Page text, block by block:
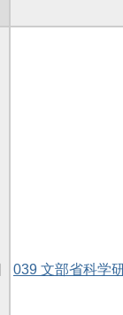
039 文部省科学